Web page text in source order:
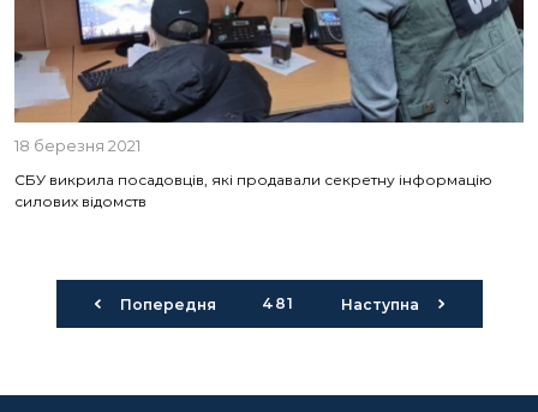
18 березня 2021
СБУ викрила посадовців, які продавали секретну інформацію
силових відомств
Попередня 481 Наступна